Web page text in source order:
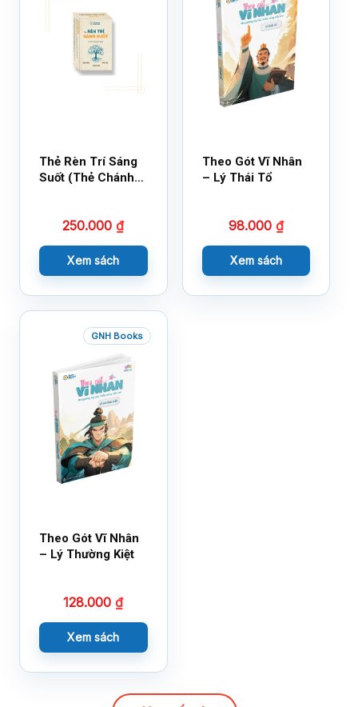
Thẻ Rèn Trí Sáng
Suốt (Thẻ Chánh
250.000₫
Xem sách
Theo Gót Vĩ Nhân
– Lý Thái Tổ
98.000 ₫
Xem sách
GNH Books
Theo Gót Vĩ Nhân
– Lý Thường Kiệt
128.000₫
Xem sách